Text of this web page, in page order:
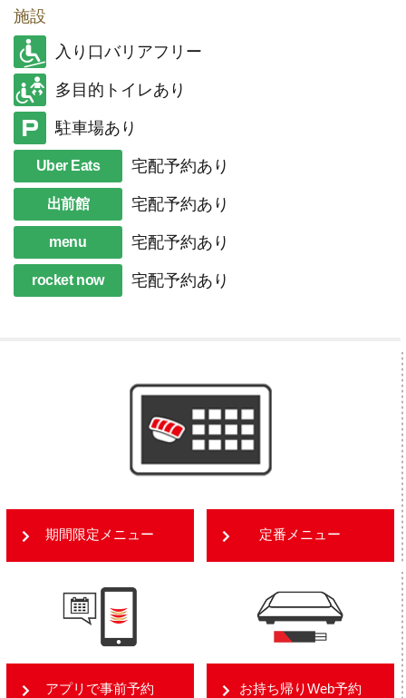
施設
入り口バリアフリー
多目的トイレあり
駐車場あり
Uber Eats 宅配予約あり
出前館 宅配予約あり
menu 宅配予約あり
rocket now 宅配予約あり
期間限定メニュー 定番メニュー
アプリで事前予約 お持ち帰りWeb予約